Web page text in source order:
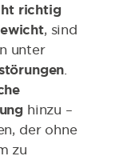
richtig
, sind
unter
.
hinzu –
der ohne
zu